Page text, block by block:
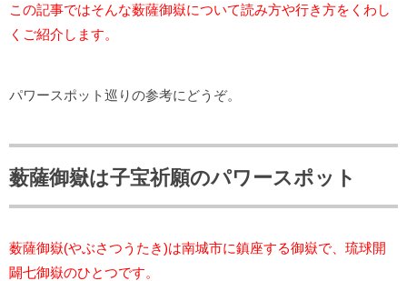
この記事ではそんな薮薩御嶽について読み方や行き方をくわし
くご紹介します。
パワースポット巡りの参考にどうぞ。
薮薩御嶽は子宝祈願のパワースポット
薮薩御嶽(やぶさつうたき)は南城市に鎮座する御嶽で、琉球開
闢七御嶽のひとつです。